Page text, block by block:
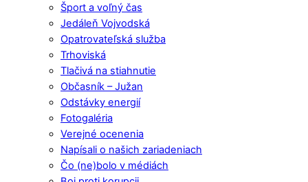
Šport a voľný čas
Jedáleň Vojvodská
Opatrovateľská služba
Trhoviská
Tlačivá na stiahnutie
Občasník – Južan
Odstávky energií
Fotogaléria
Verejné ocenenia
Napísali o našich zariadeniach
Čo (ne)bolo v médiách